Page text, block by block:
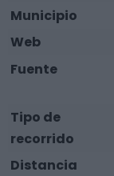
Municipio
Web
Fuente
Tipo de
recorrido
Distancia